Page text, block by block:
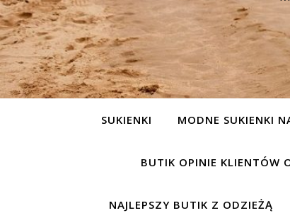
SUKIENKI MODNE SUKIENKI
BUTIK OPINIE KLIENTÓW
NAJLEPSZY BUTIK Z ODZIEŻĄ